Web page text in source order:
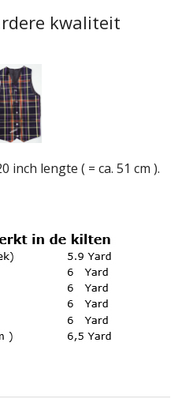
kwaliteit
inch lengte ( = ca. 51 cm ).